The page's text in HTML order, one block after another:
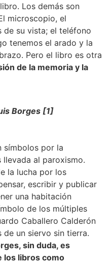
Los demás son
microscopio, el
de su vista; el teléfono
tenemos el arado y la
Pero el libro es otra
de la memoria y la
[1]
símbolos por la
llevada al paroxismo.
la lucha por los
escribir y publicar
una habitación
de los múltiples
Caballero Calderón
de un siervo sin tierra.
sin duda, es
los libros como